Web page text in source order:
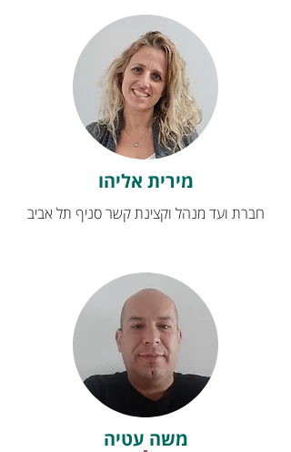
מירית אליהו
חברת ועד מנהל וקצינת קשר סניף תל אביב
משה עטיה